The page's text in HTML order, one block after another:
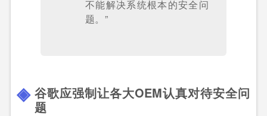
不能解决系统根本的安全问
题。”
谷歌应强制让各大OEM认真对待安全问
题